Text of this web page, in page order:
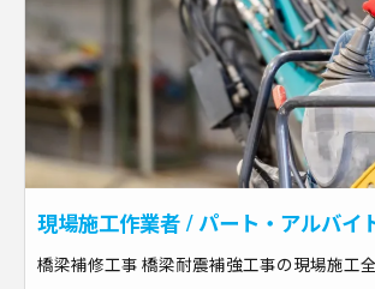
現場施工作業者 / パート・アルバイ